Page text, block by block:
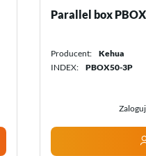
Adapter Smart
Producent:
Huawei
INDEX:
SDONGLE_B-